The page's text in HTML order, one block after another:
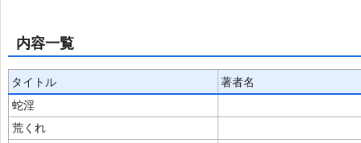
内容一覧
タイトル
著者名
蛇淫
荒くれ